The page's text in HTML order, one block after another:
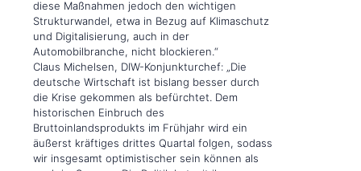
diese Maßnahmen jedoch den wichtigen
Strukturwandel, etwa in Bezug auf Klimaschutz
und Digitalisierung, auch in der
Automobilbranche, nicht blockieren.“
Claus Michelsen, DIW-Konjunkturchef: „Die
deutsche Wirtschaft ist bislang besser durch
die Krise gekommen als befürchtet. Dem
historischen Einbruch des
Bruttoinlandsprodukts im Frühjahr wird ein
äußerst kräftiges drittes Quartal folgen, sodass
wir insgesamt optimistischer sein können als